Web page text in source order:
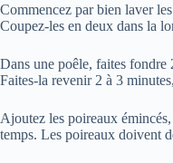
Commencez par bien laver
Coupez-les en deux dans la
Dans une poêle, faites fondre
Faites-la revenir 2 à 3
Ajoutez les poireaux
temps. Les poireaux doivent